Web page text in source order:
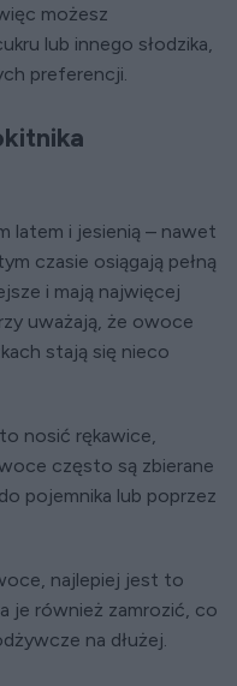
możesz
lub innego słodzika,
preferencji.
latem i jesienią – nawet
czasie osiągają pełną
i mają najwięcej
uważają, że owoce
stają się nieco
nosić rękawice,
często są zbierane
pojemnika lub poprzez
najlepiej jest to
je również zamrozić, co
na dłużej.